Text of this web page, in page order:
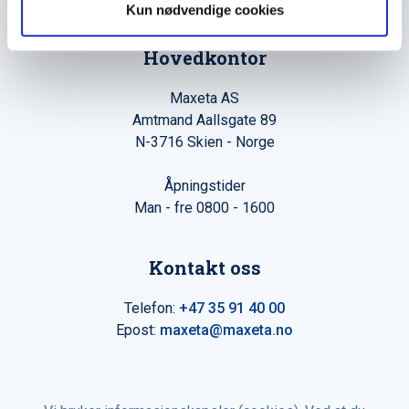
Kun nødvendige cookies
Hovedkontor
Maxeta AS
Amtmand Aallsgate 89
N-3716 Skien - Norge
Åpningstider
Man - fre 0800 - 1600
Kontakt oss
Telefon: +47 35 91 40 00
Epost: maxeta@maxeta.no